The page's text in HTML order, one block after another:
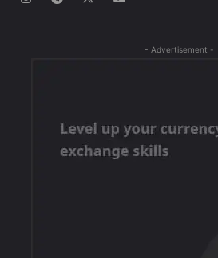
- Advertisement -